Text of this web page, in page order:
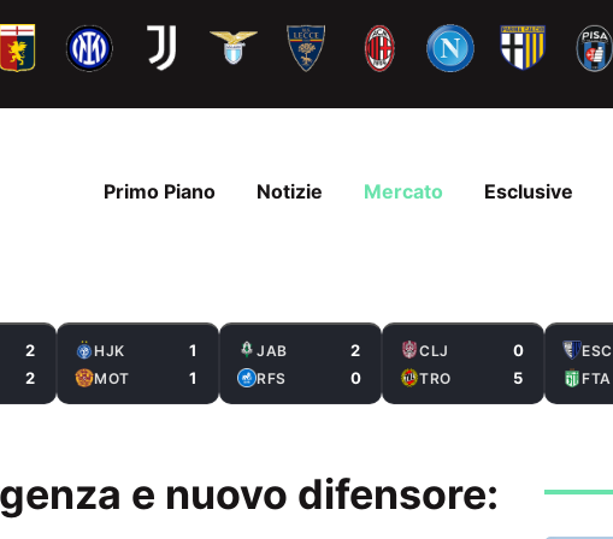
Primo Piano Notizie Mercato Esclusive
2
2
HJK 1
MOT 1
JAB 2
RFS 0
CLJ 0
TRO 5
ESC
FTA
e nuovo difensore: